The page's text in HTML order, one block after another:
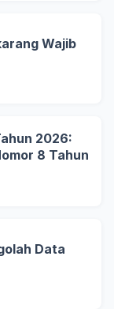
Wajib
2026:
8 Tahun
Data